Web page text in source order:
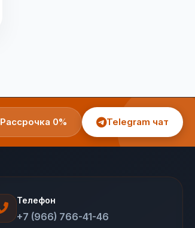
Рассрочка 0% Telegram чат
Телефон
+7 (966) 766-41-46